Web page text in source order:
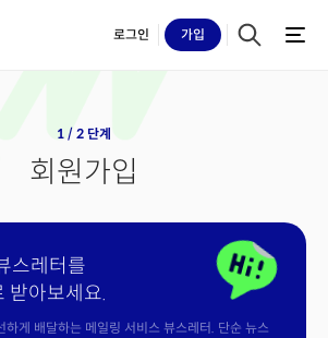
로그인 가입
1 / 2 단계
회원가입
스레터를
받아보세요.
하게 배달하는 메일링 서비스 뷰스레터. 단순 뉴스